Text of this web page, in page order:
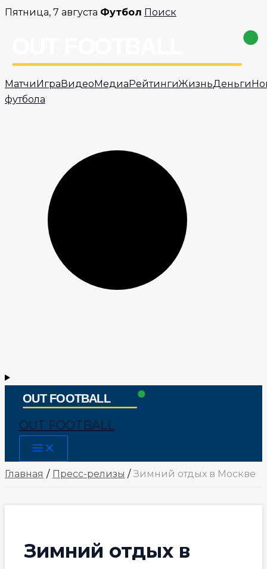
Перейти
Пятница, 7 августа Футбол Поиск
Матчи Игра Видео Медиа РейтингиЖизньДеньги
футбола
OUT FOOTBALL
Main
Menu
Главная
Пресс-релизы Зимний отдых в Москве
Зимний отдых в